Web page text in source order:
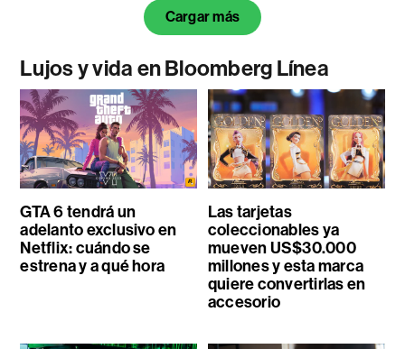
Cargar más
Lujos y vida en Bloomberg Línea
GTA 6 tendrá un
adelanto exclusivo en
Netflix: cuándo se
estrena y a qué hora
Las tarjetas
coleccionables ya
mueven US$30.000
millones y esta marca
quiere convertirlas en
accesorio